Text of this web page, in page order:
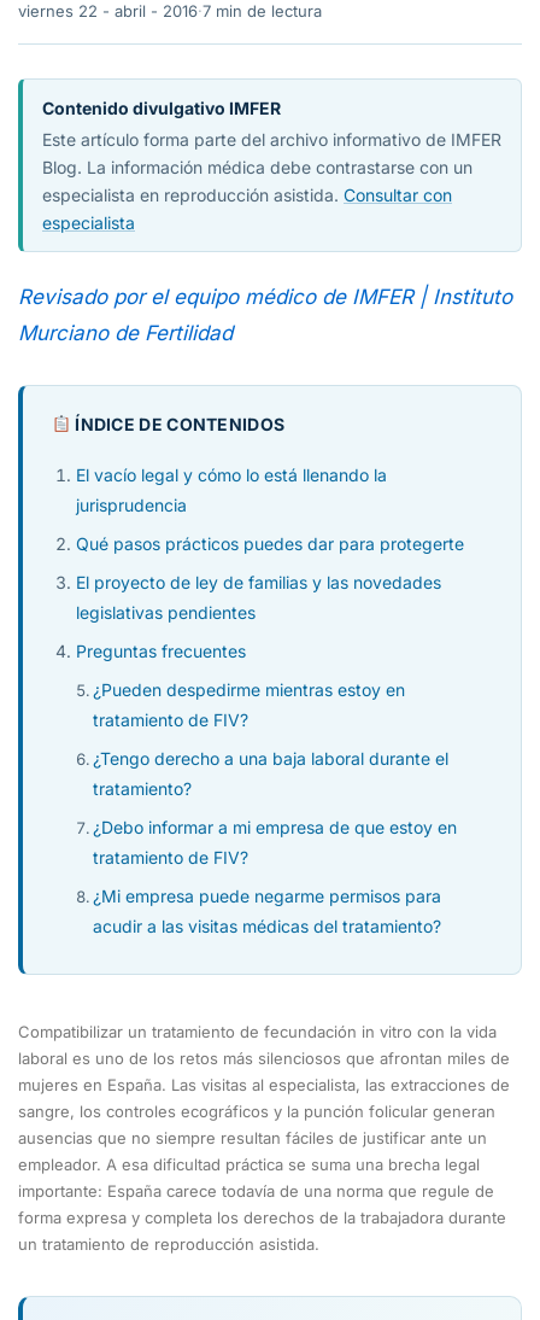
viernes 22 - abril - 2016·7 min de lectura
Contenido divulgativo IMFER
Este artículo forma parte del archivo informativo de IMFER
Blog. La información médica debe contrastarse con un
especialista en reproducción asistida. Consultar con
especialista
Revisado por el equipo médico de IMFER | Instituto
Murciano de Fertilidad
ÍNDICE DE CONTENIDOS
El vacío legal y cómo lo está llenando la
jurisprudencia
Qué pasos prácticos puedes dar para protegerte
El proyecto de ley de familias y las novedades
legislativas pendientes
Preguntas frecuentes
¿Pueden despedirme mientras estoy en
tratamiento de FIV?
¿Tengo derecho a una baja laboral durante el
tratamiento?
¿Debo informar a mi empresa de que estoy en
tratamiento de FIV?
¿Mi empresa puede negarme permisos para
acudir a las visitas médicas del tratamiento?
Compatibilizar un tratamiento de fecundación in vitro con la vida
laboral es uno de los retos más silenciosos que afrontan miles de
mujeres en España. Las visitas al especialista, las extracciones de
sangre, los controles ecográficos y la punción folicular generan
ausencias que no siempre resultan fáciles de justificar ante un
empleador. A esa dificultad práctica se suma una brecha legal
importante: España carece todavía de una norma que regule de
forma expresa y completa los derechos de la trabajadora durante
un tratamiento de reproducción asistida.